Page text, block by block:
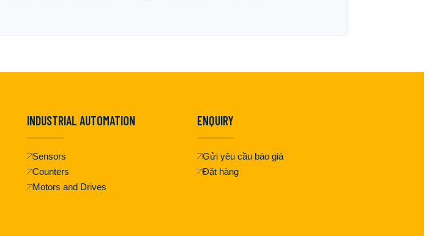
INDUSTRIAL AUTOMATION
Sensors
Counters
Motors and Drives
ENQUIRY
Gửi yêu cầu báo giá
Đặt hàng